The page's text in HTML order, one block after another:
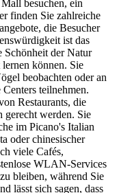
besuchen, ein
finden Sie zahlreiche
die Besucher
ist das
Schönheit der Natur
können. Sie
beobachten oder an
Centers teilnehmen.
Restaurants, die
gerecht werden. Sie
im Picano's Italian
oder chinesischer
viele Cafés,
WLAN-Services
bleiben, während Sie
lässt sich sagen, dass